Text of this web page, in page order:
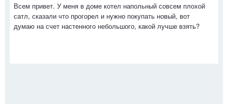
Всем привет. У меня в доме котел напольный совсем плохой
сатл, сказали что прогорел и нужно покупать новый, вот
думаю на счет настенного небольшого, какой лучше взять?